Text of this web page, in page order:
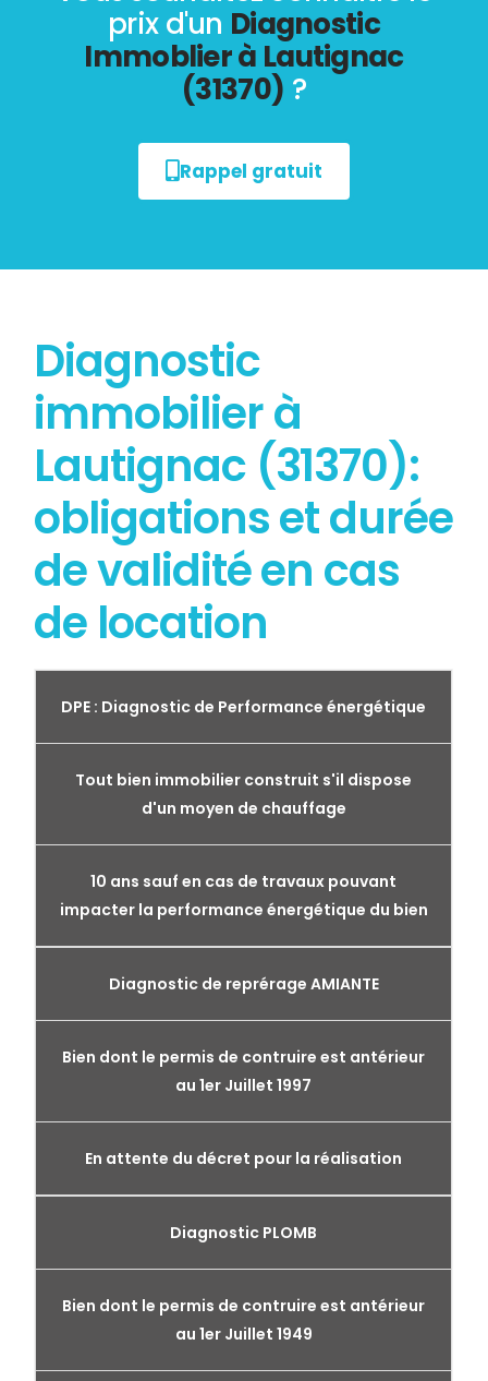
prix d'un Diagnostic
Immoblier à Lautignac
(31370) ?
Rappel gratuit
Diagnostic
immobilier à
Lautignac (31370):
obligations et durée
de validité en cas
de location
DPE : Diagnostic de Performance énergétique
Tout bien immobilier construit s'il dispose
d'un moyen de chauffage
10 ans sauf en cas de travaux pouvant
impacter la performance énergétique du bien
Diagnostic de reprérage AMIANTE
Bien dont le permis de contruire est antérieur
au 1er Juillet 1997
En attente du décret pour la réalisation
Diagnostic PLOMB
Bien dont le permis de contruire est antérieur
au 1er Juillet 1949